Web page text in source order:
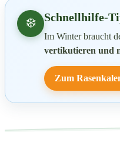
❄️ Schnellhilfe-
Im Winter braucht
vertikutieren und
Zum